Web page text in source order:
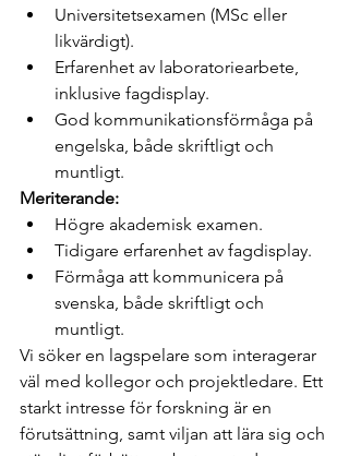
Universitetsexamen (MSc eller
likvärdigt).
Erfarenhet av laboratoriearbete,
inklusive fagdisplay.
God kommunikationsförmåga på
engelska, både skriftligt och
muntligt.
Meriterande:
Högre akademisk examen.
Tidigare erfarenhet av fagdisplay.
Förmåga att kommunicera på
svenska, både skriftligt och
muntligt.
Vi söker en lagspelare som interagerar
väl med kollegor och projektledare. Ett
starkt intresse för forskning är en
förutsättning, samt viljan att lära sig och